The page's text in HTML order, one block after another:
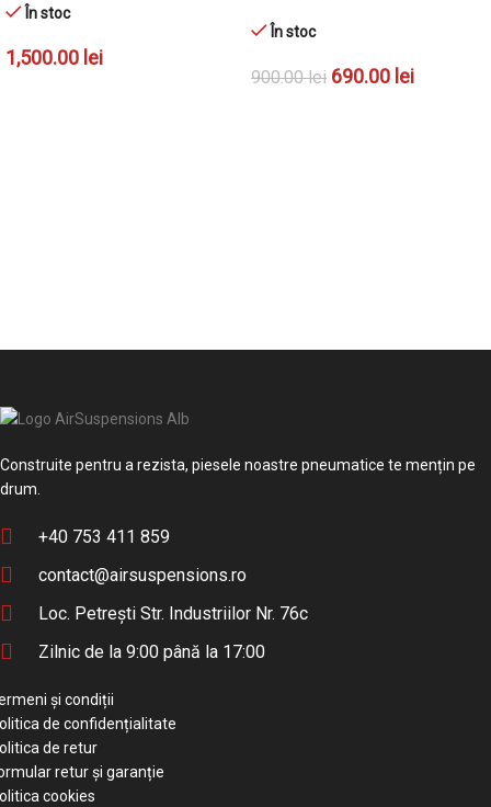
În stoc
1,500.00 lei
În stoc
900.00lei 690.00 lei
Construite pentru a rezista, piesele noastre pneumatice te mențin pe
drum.
+40 753 411 859
contact@airsuspensions.ro
Loc. Petrești Str. Industriilor Nr. 76c
Zilnic de la 9:00 până la 17:00
și condiții
de confidențialitate
de retur
retur și garanție
cookies